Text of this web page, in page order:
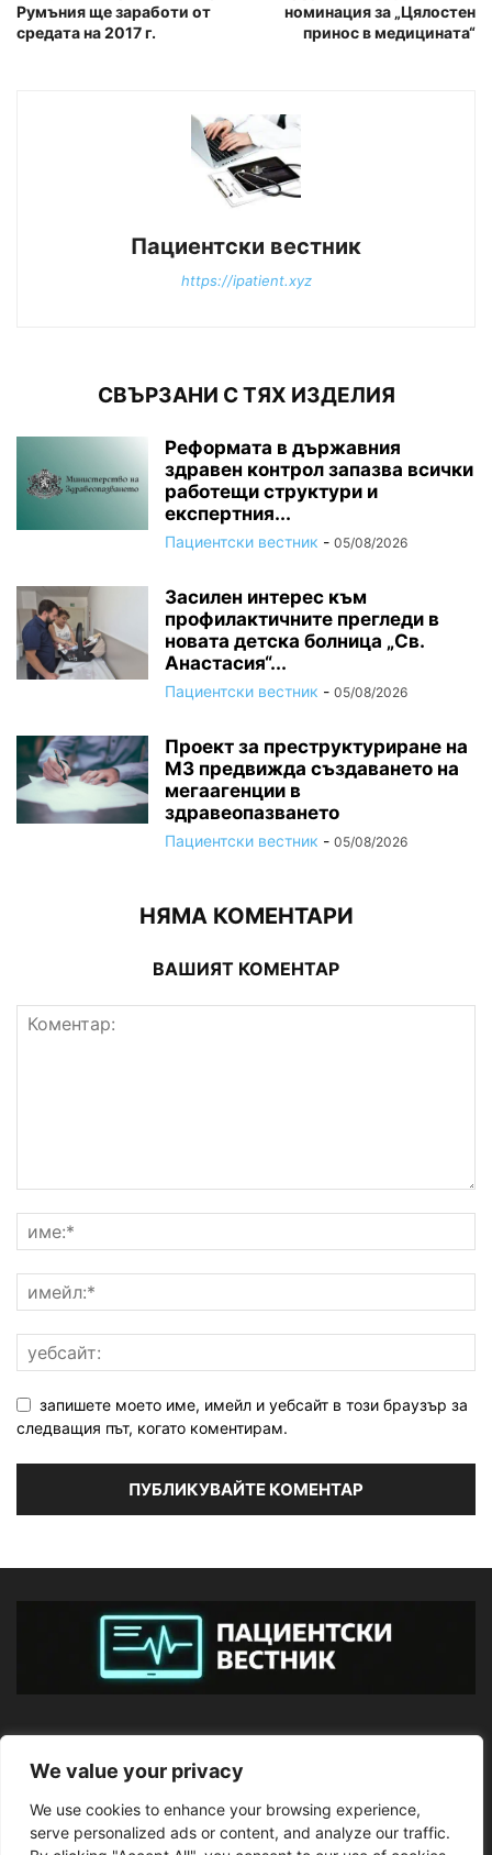
We value your privacy
We use cookies to enhance your browsing experience,
serve personalized ads or content, and analyze our traffic.
Румъния ще заработи от
средата на 2017 г.
номинация за „Цялостен
принос в медицината“
Пациентски вестник
https://ipatient.xyz
СВЪРЗАНИ С ТЯХ ИЗДЕЛИЯ
Реформата в държавния
здравен контрол запазва всички
работещи структури и
експертния...
Пациентски вестник - 05/08/2026
Засилен интерес към
профилактичните прегледи в
новата детска болница „Св.
Анастасия“...
Пациентски вестник - 05/08/2026
Проект за преструктуриране на
МЗ предвижда създаването на
мегаагенции в
здравеопазването
Пациентски вестник - 05/08/2026
НЯМА КОМЕНТАРИ
ВАШИЯТ КОМЕНТАР
запишете моето име, имейл и уебсайт в този браузър за
следващия път, когато коментирам.
ПОСЛЕДВАЙТЕ НИ